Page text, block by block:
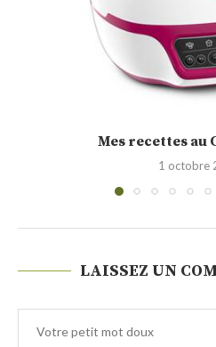
Cakounet
28
LAISSEZ UN